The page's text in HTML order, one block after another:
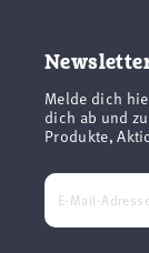
Melde dich
dich ab und
Produkte,